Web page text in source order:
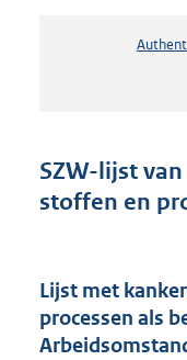
SZW-lijst
stoffen en
Lijst met
processen als